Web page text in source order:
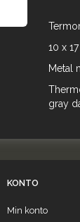
10 x
Metal
gray
KONTO
Min konto